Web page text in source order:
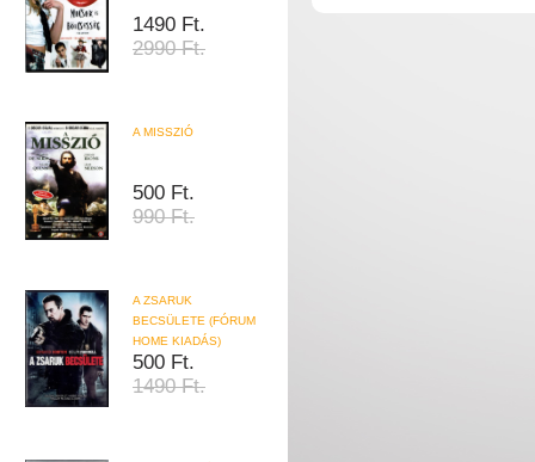
1490 Ft.
2990 Ft.
A MISSZIÓ
500 Ft.
990 Ft.
A ZSARUK
BECSÜLETE (FÓRUM
HOME KIADÁS)
500 Ft.
1490 Ft.